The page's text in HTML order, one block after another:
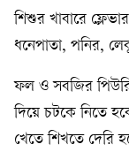
শিশুর খাবারে
ধনেপাতা, পনির,
ফল ও সবজির পিউরি
দিয়ে চটকে নিতে
খেতে শিখতে দেরি